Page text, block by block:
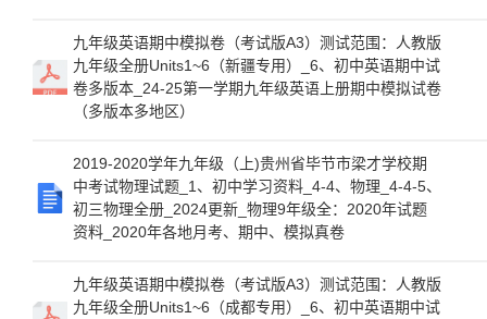
九年级英语期中模拟卷（考试版A3）测试范围：人教版
九年级全册Units1~6（新疆专用）_6、初中英语期中试
卷多版本_24-25第一学期九年级英语上册期中模拟试卷
（多版本多地区）
2019-2020学年九年级（上)贵州省毕节市梁才学校期
中考试物理试题_1、初中学习资料_4-4、物理_4-4-5、
初三物理全册_2024更新_物理9年级全：2020年试题
资料_2020年各地月考、期中、模拟真卷
九年级英语期中模拟卷（考试版A3）测试范围：人教版
九年级全册Units1~6（成都专用）_6、初中英语期中试